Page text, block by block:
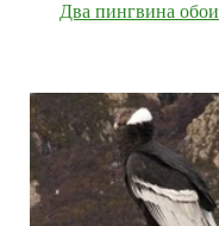
Два пингвина обои